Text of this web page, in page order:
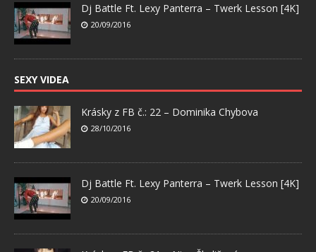
Dj Battle Ft. Lexy Panterra – Twerk Lesson [4K]
20/09/2016
SEXY VIDEA
Krásky z FB č.: 22 – Dominika Chybova
28/10/2016
Dj Battle Ft. Lexy Panterra – Twerk Lesson [4K]
20/09/2016